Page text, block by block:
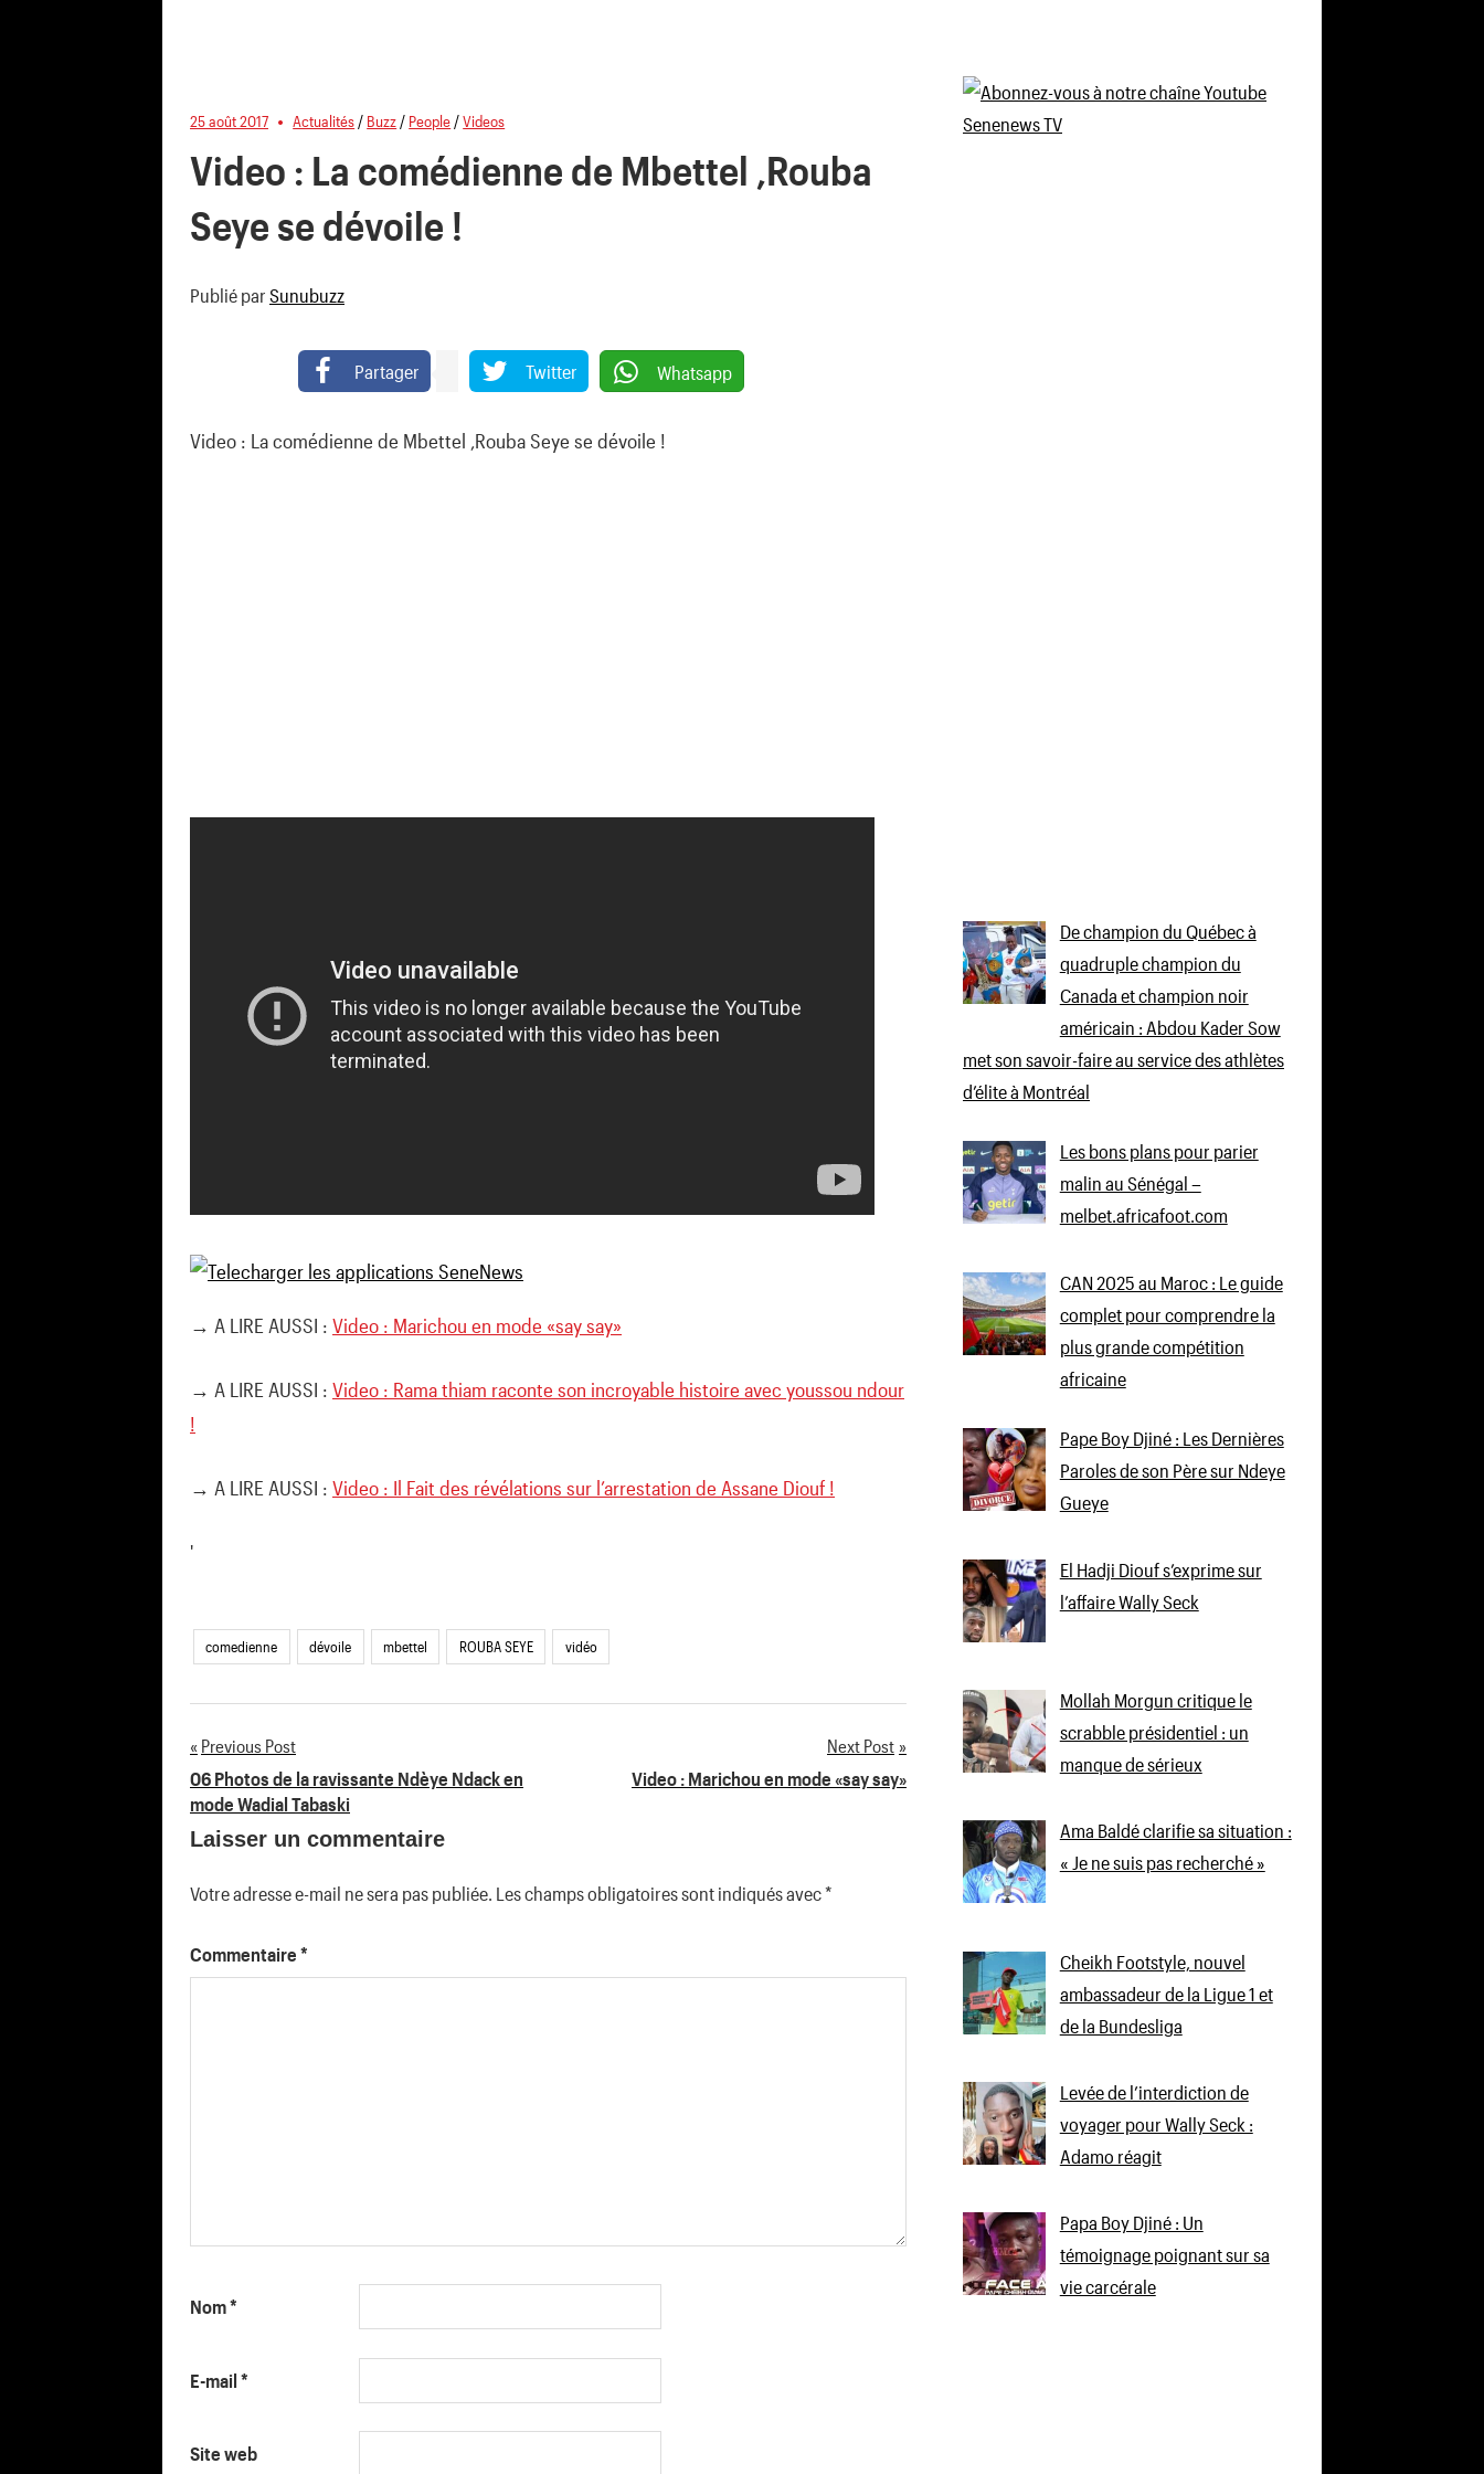
25 août 2017 Actualités / Buzz / People /Videos
Video : La comédienne de Mbettel ,Rouba
Seye se dévoile !
Publié par Sunubuzz
Partager Twitter Whatsapp
Video : La comédienne de Mbettel ,Rouba Seye se dévoile !
→ A LIRE AUSSI : Video : Marichou en mode «say say»
→ A LIRE AUSSI : Video : Rama thiam raconte son incroyable histoire avec youssou ndour
!
→ A LIRE AUSSI : Video : Il Fait des révélations sur l’arrestation de Assane Diouf !
'
comedienne dévoile mbettel ROUBA SEYE vidéo
Navigation
de
Previous Post
06 Photos de la ravissante Ndèye Ndack en
mode Wadial Tabaski
Next Post
Video : Marichou en mode «say say»
Laisser un commentaire
Votre adresse e-mail ne sera pas publiée. Les champs obligatoires sont indiqués avec*
Commentaire *
Nom*
E-mail *
Site web
De champion du Québec à
quadruple champion du
Canada et champion noir
américain : Abdou Kader Sow
met son savoir-faire au service des athlètes
d’élite à Montréal
Les bons plans pour parier
malin au Sénégal –
melbet.africafoot.com
CAN 2025 au Maroc : Le guide
complet pour comprendre la
plus grande compétition
africaine
Pape Boy Djiné : Les Dernières
Paroles de son Père sur Ndeye
Gueye
El Hadji Diouf s’exprime sur
l’affaire Wally Seck
Mollah Morgun critique le
scrabble présidentiel : un
manque de sérieux
Ama Baldé clarifie sa situation :
« Je ne suis pas recherché »
Cheikh Footstyle, nouvel
ambassadeur de la Ligue 1 et
de la Bundesliga
Levée de l’interdiction de
voyager pour Wally Seck :
Adamo réagit
Papa Boy Djiné : Un
témoignage poignant sur sa
vie carcérale